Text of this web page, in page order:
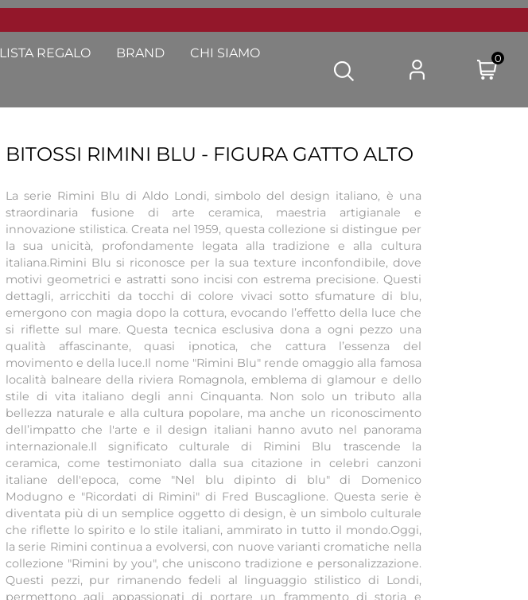
LISTA REGALO BRAND CHI SIAMO 0
BITOSSI RIMINI BLU - FIGURA GATTO ALTO
La serie Rimini Blu di Aldo Londi, simbolo del design italiano, è una
straordinaria fusione di arte ceramica, maestria artigianale e
innovazione stilistica. Creata nel 1959, questa collezione si distingue per
la sua unicità, profondamente legata alla tradizione e alla cultura
italiana.Rimini Blu si riconosce per la sua texture inconfondibile, dove
motivi geometrici e astratti sono incisi con estrema precisione. Questi
dettagli, arricchiti da tocchi di colore vivaci sotto sfumature di blu,
emergono con magia dopo la cottura, evocando l’effetto della luce che
si riflette sul mare. Questa tecnica esclusiva dona a ogni pezzo una
qualità affascinante, quasi ipnotica, che cattura l’essenza del
movimento e della luce.Il nome "Rimini Blu" rende omaggio alla famosa
località balneare della riviera Romagnola, emblema di glamour e dello
stile di vita italiano degli anni Cinquanta. Non solo un tributo alla
bellezza naturale e alla cultura popolare, ma anche un riconoscimento
dell’impatto che l'arte e il design italiani hanno avuto nel panorama
internazionale.Il significato culturale di Rimini Blu trascende la
ceramica, come testimoniato dalla sua citazione in celebri canzoni
italiane dell'epoca, come "Nel blu dipinto di blu" di Domenico
Modugno e "Ricordati di Rimini" di Fred Buscaglione. Questa serie è
diventata più di un semplice oggetto di design, è un simbolo culturale
che riflette lo spirito e lo stile italiani, ammirato in tutto il mondo.Oggi,
la serie Rimini continua a evolversi, con nuove varianti cromatiche nella
collezione "Rimini by you", che uniscono tradizione e personalizzazione.
Questi pezzi, pur rimanendo fedeli al linguaggio stilistico di Londi,
permettono agli appassionati di portare un frammento di storia e